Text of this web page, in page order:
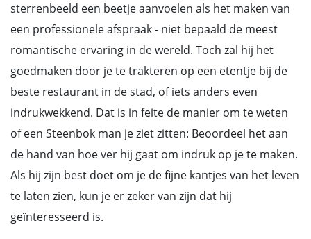
sterrenbeeld een beetje aanvoelen als het maken van
een professionele afspraak - niet bepaald de meest
romantische ervaring in de wereld. Toch zal hij het
goedmaken door je te trakteren op een etentje bij de
beste restaurant in de stad, of iets anders even
indrukwekkend. Dat is in feite de manier om te weten
of een Steenbok man je ziet zitten: Beoordeel het aan
de hand van hoe ver hij gaat om indruk op je te maken.
Als hij zijn best doet om je de fijne kantjes van het leven
te laten zien, kun je er zeker van zijn dat hij
geïnteresseerd is.